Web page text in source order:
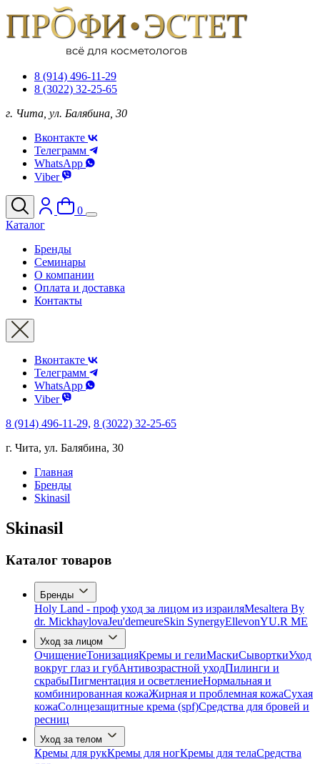
8 (914) 496-11-29
8 (3022) 32-25-65
г. Чита, ул. Балябина, 30
Вконтакте
Телеграмм
WhatsApp
Viber
0
Каталог
Бренды
Семинары
О компании
Оплата и доставка
Контакты
Вконтакте
Телеграмм
WhatsApp
Viber
8 (914) 496-11-29, 8 (3022) 32-25-65
г. Чита, ул. Балябина, 30
Главная
Бренды
Skinasil
Skinasil
Каталог товаров
Бренды
Holy Land - проф уход за лицом из израиляMesaltera By
dr. MickhaylovaJeu'demeureSkin SynergyEllevonYU.R ME
Уход за лицом
ОчищениеТонизацияКремы и гелиМаскиСыворткиУход
вокруг глаз и губАнтивозрастной уходПилинги и
скрабыПигментация и осветлениеНормальная и
комбинированная кожаЖирная и проблемная кожаСухая
кожаСолнцезащитные крема (spf)Средства для бровей и
ресниц
Уход за телом
Кремы для рукКремы для ногКремы для телаСредства